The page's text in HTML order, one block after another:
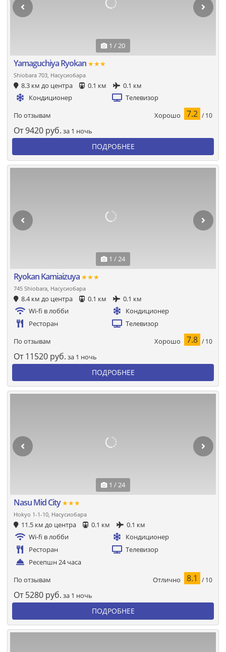
1 / 20
Yamaguchiya Ryokan ★★★
Shiobara 703, Насусиобара
8.3 км до центра 0.1 км
0.1 км
Кондиционер
Телевизор
По отзывам Хорошо 7.2 / 10
От9420 руб. за 1 ночь
ПОДРОБНЕЕ
1 / 24
Ryokan Kamiaizuya ★★★
745 Shiobara, Насусиобара
8.4 км до центра 0.1 км
0.1 км
Wi-fi в лобби
Кондиционер
Ресторан
Телевизор
По отзывам Хорошо 7.8 / 10
От 11520 руб. за 1 ночь
ПОДРОБНЕЕ
1 / 24
Nasu Mid City★★★
Hokyo 1-1-10, Насусиобара
11.5 км до центра 0.1 км
0.1 км
Wi-fi в лобби
Кондиционер
Ресторан
Телевизор
Ресепшн 24 часа
По отзывам Отлично 8.1 / 10
От 5280 руб. за 1 ночь
ПОДРОБНЕЕ